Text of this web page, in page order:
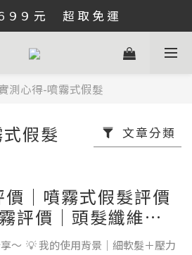
９９ 元      超 取 免 運
測心得-噴霧式假髮
假髮 文章分類
｜噴霧式假髮評價
評價｜頭髮纖維噴
填補推薦｜抗汗又
～ 💡 我的使用背景｜細軟髮＋壓力